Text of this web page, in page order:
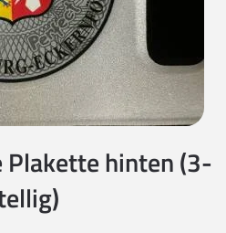
Plakette hinten (3-